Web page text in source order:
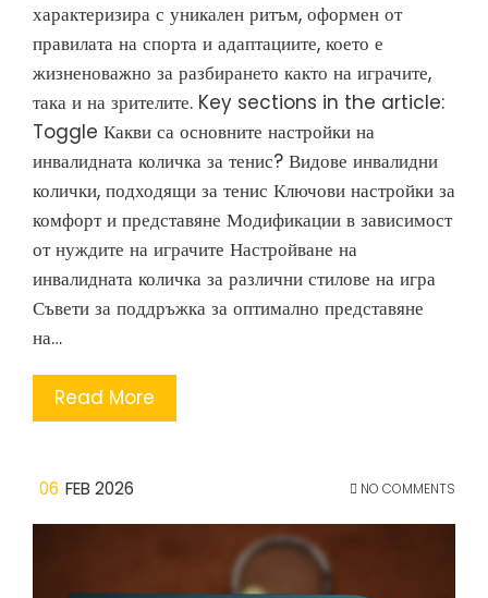
характеризира с уникален ритъм, оформен от
правилата на спорта и адаптациите, което е
жизненоважно за разбирането както на играчите,
така и на зрителите. Key sections in the article:
Toggle Какви са основните настройки на
инвалидната количка за тенис? Видове инвалидни
колички, подходящи за тенис Ключови настройки за
комфорт и представяне Модификации в зависимост
от нуждите на играчите Настройване на
инвалидната количка за различни стилове на игра
Съвети за поддръжка за оптимално представяне
на…
Read More
06 FEB 2026 NO COMMENTS